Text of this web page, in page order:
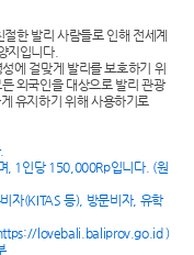
한 발리 사람들로 인해 전세계
지입니다.
에 걸맞게 발리를 보호하기 위
외국인을 대상으로 발리 관광
유지하기 위해 사용하기로
, 1인당 150,000Rp입니다. (원
자(KITAS 등), 방문비자, 유학
https://lovebali.baliprov.go.id )